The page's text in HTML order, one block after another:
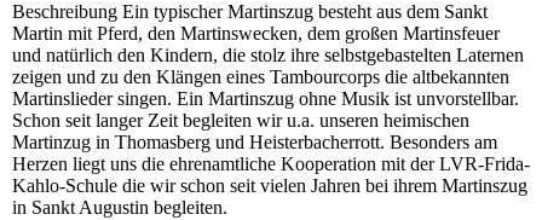
Beschreibung Ein typischer Martinszug besteht aus dem Sankt
Martin mit Pferd, den Martinswecken, dem großen Martinsfeuer
und natürlich den Kindern, die stolz ihre selbstgebastelten Laternen
zeigen und zu den Klängen eines Tambourcorps die altbekannten
Martinslieder singen. Ein Martinszug ohne Musik ist unvorstellbar.
Schon seit langer Zeit begleiten wir u.a. unseren heimischen
Martinzug in Thomasberg und Heisterbacherrott. Besonders am
Herzen liegt uns die ehrenamtliche Kooperation mit der LVR-Frida-
Kahlo-Schule die wir schon seit vielen Jahren bei ihrem Martinszug
in Sankt Augustin begleiten.